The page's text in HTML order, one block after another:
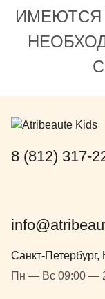
и даже с
родителей
Спасибо за
доброе
ИМЕЮТСЯ
8 (812) 317-
Санкт-Петербург,
Пн — Вс 09:00 —